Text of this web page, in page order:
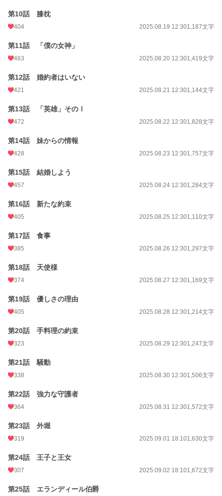
第10話 膝枕
404 2025.08.19 12:301,187文字
第11話 「僕の女神」
463 2025.08.20 12:301,419文字
第12話 婚約者はいない
421 2025.08.21 12:301,144文字
第13話 「英雄」そのⅠ
472 2025.08.22 12:301,828文字
第14話 妹からの情報
428 2025.08.23 12:301,757文字
第15話 結婚しよう
457 2025.08.24 12:301,284文字
第16話 新たな約束
405 2025.08.25 12:301,110文字
第17話 食事
385 2025.08.26 12:301,297文字
第18話 天使様
374 2025.08.27 12:301,169文字
第19話 優しさの理由
405 2025.08.28 12:301,214文字
第20話 手料理の約束
323 2025.08.29 12:301,247文字
第21話 騒動
338 2025.08.30 12:301,506文字
第22話 強力な守護者
364 2025.08.31 12:301,572文字
第23話 外堀
319 2025.09.01 18:101,630文字
第24話 王子と王女
307 2025.09.02 18:101,672文字
第25話 エランディール伯爵